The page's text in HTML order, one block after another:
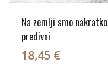
Na zemlji smo nakratko
predivni
18,45 €